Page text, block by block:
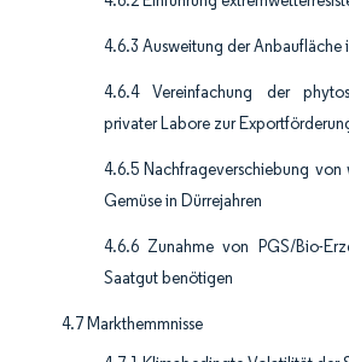
4.6.3 Ausweitung der Anbaufläche
4.6.4 Vereinfachung der
privater Labore zur
4.6.5 Nachfrageverschiebung von
Gemüse in Dürrejahren
4.6.6 Zunahme von PGS/Bio-
Saatgut benötigen
4.7 Markthemmnisse